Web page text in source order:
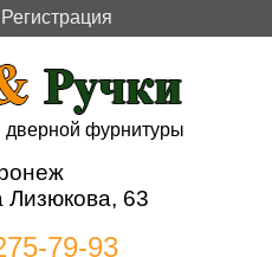
Регистрация
дверной фурнитуры
Лизюкова, 63
79-93